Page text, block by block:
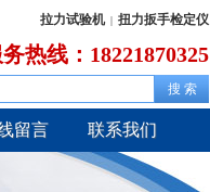
拉力试验机 | 扭力扳手检定仪
热线：18221870325
留言 联系我们